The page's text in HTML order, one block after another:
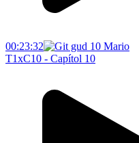
00:23:32
T1xC10 - Capítol 10